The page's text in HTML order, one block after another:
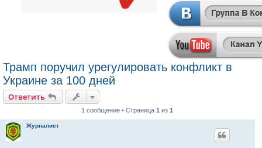
Трамп поручил урегулировать конфликт в
Украине за 100 дней
Ответить
1 сообщение • Страница1 из1
Журналист